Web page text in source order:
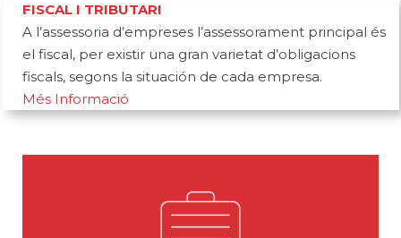
FISCAL I TRIBUTARI
A l’assessoria d’empreses l’assessorament principal és
el fiscal, per existir una gran varietat d’obligacions
fiscals, segons la situación de cada empresa.
Més Informació